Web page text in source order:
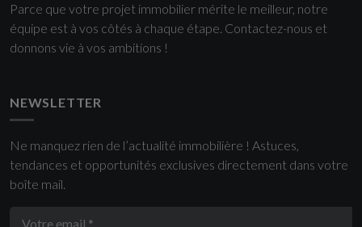
Parce que votre projet immobilier mérite le meilleur, notre
équipe est à vos côtés à chaque étape. Contactez-nous et
donnons vie à vos ambitions !
NEWSLETTER
Ne manquez rien de l’actualité immobilière ! Astuces,
tendances et opportunités exclusives directement dans votre
boîte mail.